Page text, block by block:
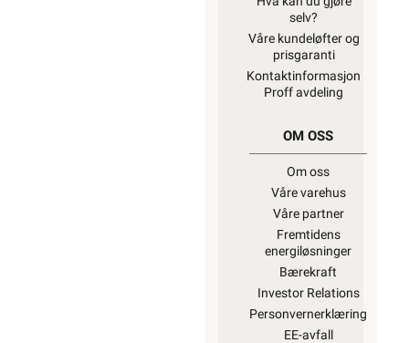
selv?
Våre kundeløfter og
prisgaranti
Kontaktinformasjon
Proff avdeling
OM OSS
Om oss
Våre varehus
Våre partner
Fremtidens
energiløsninger
Bærekraft
Investor Relations
Personvernerklæring
EE-avfall